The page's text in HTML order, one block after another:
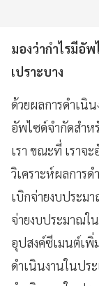
มองว่ากำไรมีอั
เปราะบาง
ด้วยผลการดำเนิน
อัพไซด์จำกัดสำห
เรา ขณะที่ เราจ
วิเคราะห์ผลการ
เบิกจ่ายงบประม
จ่ายงบประมาณใ
อุปสงค์ซีเมนต์เพิ่
ดำเนินงานในปร